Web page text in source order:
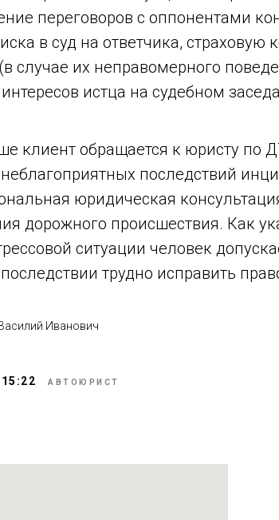
переговоров с оппонентами
в суд на ответчика,
случае их неправомерного
истца на судебном
клиент обращается к юристу по
последствий
юридическая
дорожного происшествия. Как
ситуации человек
трудно исправить
Иванович
АВТОЮРИСТ